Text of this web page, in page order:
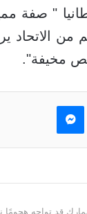
" صفة
من الاتحاد
مخيفة".
ماسنجر